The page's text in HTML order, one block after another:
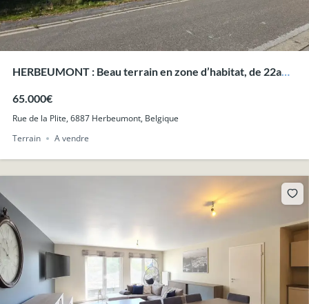
HERBEUMONT : Beau terrain en zone d’habitat, de 22a
65.000€
Rue de la Plite, 6887 Herbeumont, Belgique
Terrain
A vendre